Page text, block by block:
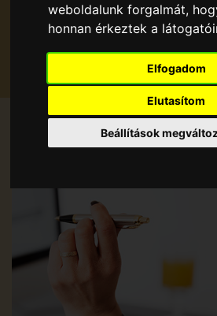
weboldalunk forgalmát,
honnan érkeztek a
Elfogadom
Elutasítom
Beállítások
TOVÁBBI INFORMÁCIÓK